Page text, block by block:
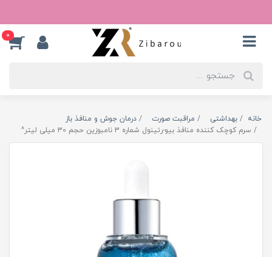
0
خانه بهداشتی مراقبت صورت
درمان جوش و منافذ باز
سرم کوچک کننده منافذ بیو-رتینول شماره 3 نامبوزین حجم 30 میلی لیتر^